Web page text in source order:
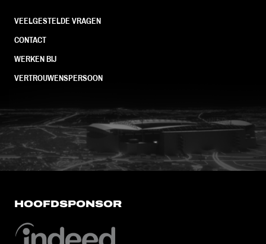
VEELGESTELDE VRAGEN
CONTACT
WERKEN BIJ
VERTROUWENSPERSOON
FC Utrecht<br>vanuit<br>het
HOOFDSPONSOR